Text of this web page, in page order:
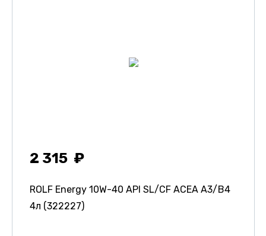
2 315
ROLF Energy 10W-40 API SL/CF ACEA A3/B4
4л (322227)